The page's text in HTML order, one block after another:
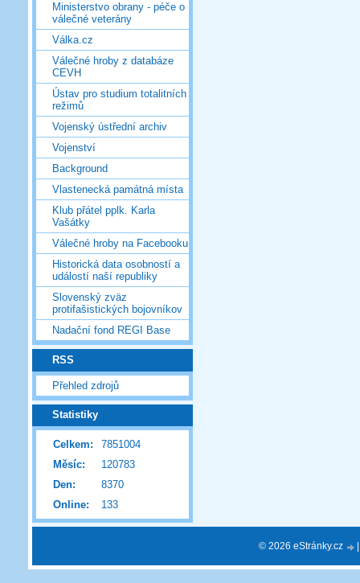
Ministerstvo obrany - péče o
válečné veterány
Válka.cz
Válečné hroby z databáze
CEVH
Ústav pro studium totalitních
režimů
Vojenský ústřední archiv
Vojenství
Background
Vlastenecká památná místa
Klub přátel pplk. Karla
Vašátky
Válečné hroby na Facebooku
Historická data osobností a
událostí naší republiky
Slovenský zväz
protifašistických bojovníkov
Nadační fond REGI Base
RSS
Přehled zdrojů
Statistiky
Online: 133
Celkem:
7851004
Měsíc:
120783
Den:
8370
© 2026 eStránky.cz